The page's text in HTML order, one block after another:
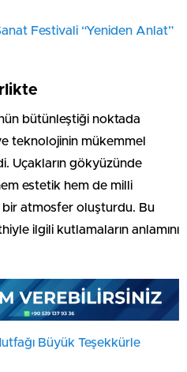
Festivali “Yeniden Anlat”
bütünleştiği noktada
teknolojinin mükemmel
Uçakların gökyüzünde
estetik hem de milli
bir atmosfer oluşturdu. Bu
ilgili kutlamaların anlamını
Büyük Teşekkürle